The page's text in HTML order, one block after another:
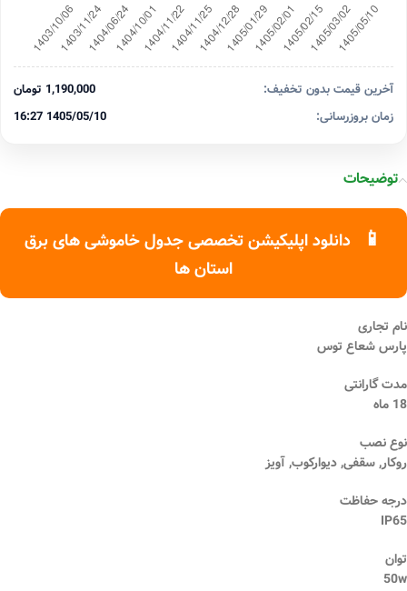
آخرین قیمت بدون تخفیف:
1,190,000 تومان
زمان بروزرسانی:
1405/05/10 16:27
توضیحات
📱
دانلود اپلیکیشن تخصصی جدول خاموشی های برق
استان ها
نام تجاری
پارس شعاع توس
مدت گارانتی
18 ماه
نوع نصب
روکار, سقفی, دیوارکوب, آویز
درجه حفاظت
IP65
توان
50w